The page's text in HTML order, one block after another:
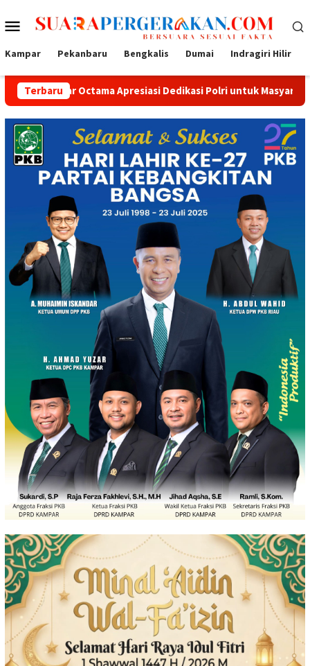
ke
Menu
Mobile
Kampar Pekanbaru Bengkalis Dumai Indragiri Hilir
Terbaru
Apresiasi Dedikasi Polri untuk Masyarakat Tak